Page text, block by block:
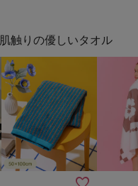
肌触りの優しいタオル